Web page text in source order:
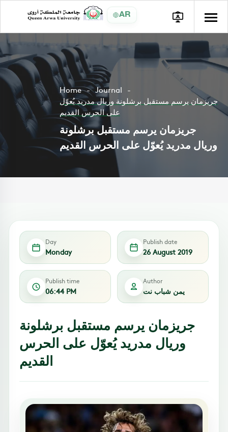
AR
Home
Journal
جريزمان يرسم مستقبل برشلونة وريال مدريد يُعوّل
على الحرس القديم
جريزمان يرسم مستقبل برشلونة
وريال مدريد يُعوّل على الحرس القديم
Day
Monday
Publish date
26 August 2019
Publish time
06:44 PM
Author
يمن شباب نت
جريزمان يرسم مستقبل برشلونة
وريال مدريد يُعوّل على الحرس
القديم